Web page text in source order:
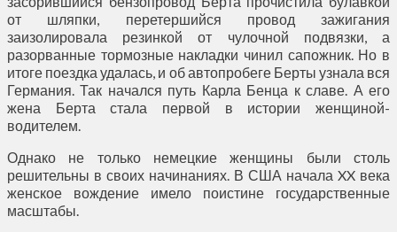
от шляпки, перетершийся провод зажигания
заизолировала резинкой от чулочной подвязки, а
разорванные тормозные накладки чинил сапожник. Но в
итоге поездка удалась, и об автопробеге Берты узнала вся
Германия. Так начался путь Карла Бенца к славе. А его
жена Берта стала первой в истории женщиной-
водителем.
Однако не только немецкие женщины были столь
решительны в своих начинаниях. В США начала XX века
женское вождение имело поистине государственные
масштабы.